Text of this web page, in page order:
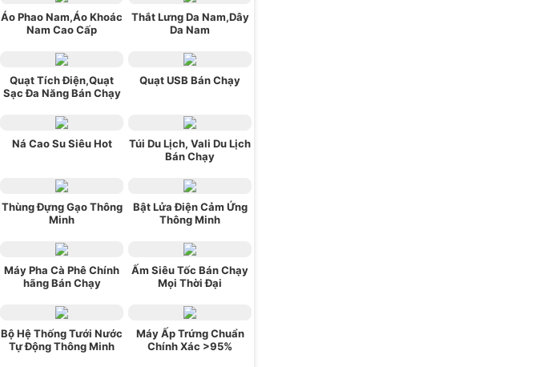
Áo Phao Nam,Áo Khoác
Nam Cao Cấp
Thắt Lưng Da Nam,Dây
Da Nam
Quạt Tích Điện,Quạt
Sạc Đa Năng Bán Chạy
Quạt USB Bán Chạy
Ná Cao Su Siêu Hot
Túi Du Lịch, Vali Du Lịch
Bán Chạy
Thùng Đựng Gạo Thông
Minh
Bật Lửa Điện Cảm Ứng
Thông Minh
Máy Pha Cà Phê Chính
hãng Bán Chạy
Ấm Siêu Tốc Bán Chạy
Mọi Thời Đại
Bộ Hệ Thống Tưới Nước
Tự Động Thông Minh
Máy Ấp Trứng Chuẩn
Chính Xác >95%